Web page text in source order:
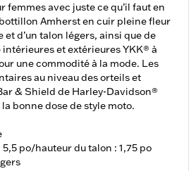
avec juste ce qu’il faut en
Amherst en cuir pleine fleur
et d’un talon légers, ainsi que de
et extérieures YKK® à
une commodité à la mode. Les
au niveau des orteils et
& Shield de Harley-Davidson®
bonne dose de style moto.
po/hauteur du talon : 1,75 po